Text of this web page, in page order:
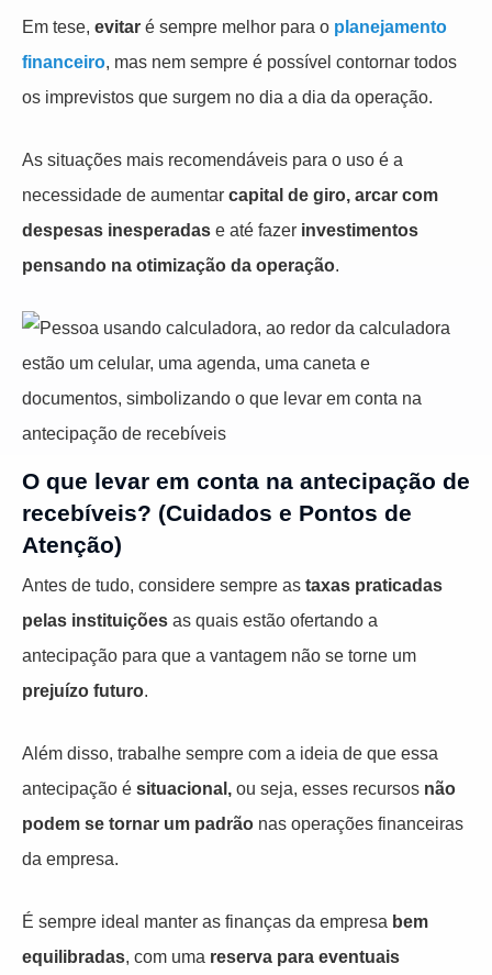
Em tese, evitar é sempre melhor para o planejamento
financeiro, mas nem sempre é possível contornar todos
os imprevistos que surgem no dia a dia da operação.
As situações mais recomendáveis para o uso é a
necessidade de aumentar capital de giro, arcar com
despesas inesperadas e até fazer investimentos
pensando na otimização da operação.
O que levar em conta na antecipação de
recebíveis? (Cuidados e Pontos de
Atenção)
Antes de tudo, considere sempre as taxas praticadas
pelas instituições as quais estão ofertando a
antecipação para que a vantagem não se torne um
prejuízo futuro.
Além disso, trabalhe sempre com a ideia de que essa
antecipação é situacional, ou seja, esses recursos não
podem se tornar um padrão nas operações financeiras
da empresa.
É sempre ideal manter as finanças da empresa bem
equilibradas, com uma reserva para eventuais